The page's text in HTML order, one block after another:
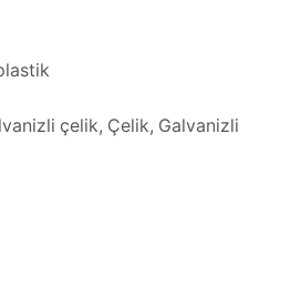
çelik, Çelik, Galvanizli